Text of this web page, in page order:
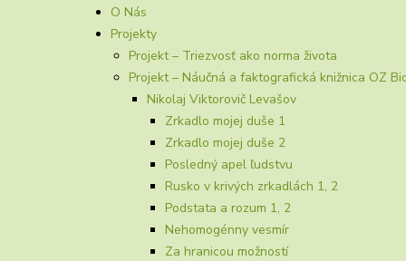
O Nás
Projekty
Projekt – Triezvosť ako norma života
Projekt – Náučná a faktografická knižnica OZ
Nikolaj Viktorovič Levašov
Zrkadlo mojej duše 1
Zrkadlo mojej duše 2
Posledný apel ľudstvu
Rusko v krivých zrkadlách 1, 2
Podstata a rozum 1, 2
Nehomogénny vesmír
Za hranicou možností